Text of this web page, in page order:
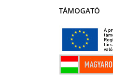
TÁMOGATÓ